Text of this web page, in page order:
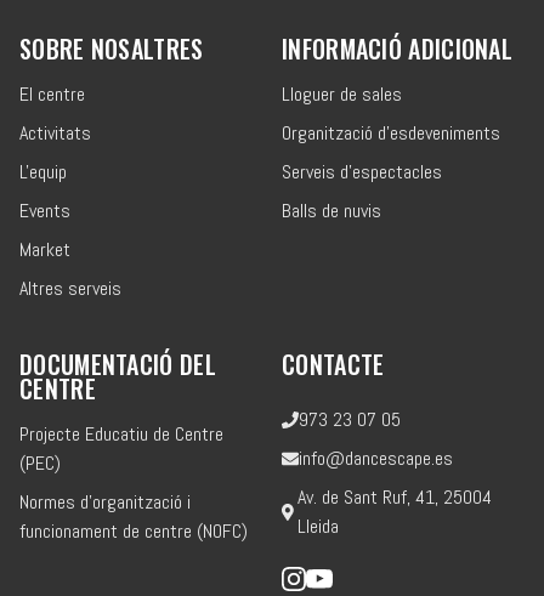
SOBRE NOSALTRES
El centre
Activitats
L'equip
Events
Market
Altres serveis
INFORMACIÓ ADICIONAL
Lloguer de sales
Organització d'esdeveniments
Serveis d'espectacles
Balls de nuvis
CONTACTE
973 23 07 05
info@dancescape.es
Av. de Sant Ruf, 41, 25004
Lleida
DOCUMENTACIÓ DEL
CENTRE
Projecte Educatiu de Centre
(PEC)
Normes d'organització i
funcionament de centre (NOFC)